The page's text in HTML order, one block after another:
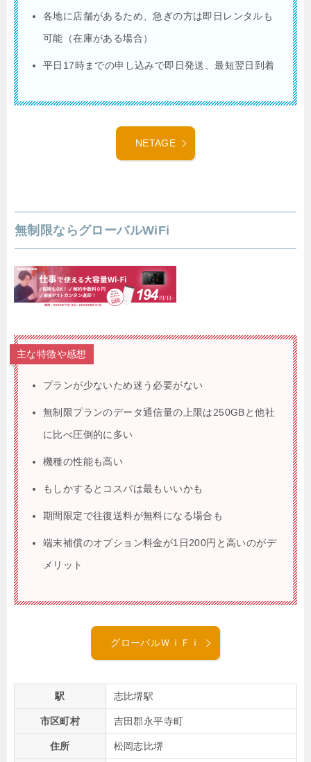
各地に店舗があるため、急ぎの方は即日レンタルも
可能（在庫がある場合）
平日17時までの申し込みで即日発送、最短翌日到着
NETAGE
無制限ならグローバルWiFi
主な特徴や感想
プランが少ないため迷う必要がない
無制限プランのデータ通信量の上限は250GBと他社
に比べ圧倒的に多い
機種の性能も高い
もしかするとコスパは最もいいかも
期間限定で往復送料が無料になる場合も
端末補償のオプション料金が1日200円と高いのがデ
メリット
グローバルＷｉＦｉ
駅 志比堺駅
市区町村 吉田郡永平寺町
住所 松岡志比堺